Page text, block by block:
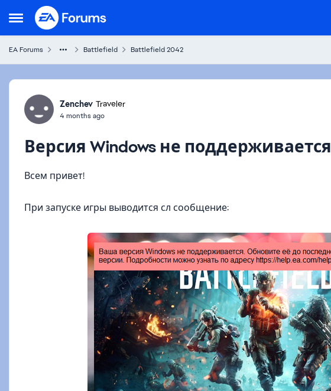
Open Side Menu
Skip to content
EA Forums Battlefield Battlefield 2042
Forum Discussion
Zenchev Traveler
4 months ago
Версия Windows не поддерживается
Всем привет!
При запуске игры выводится сл сообщение: